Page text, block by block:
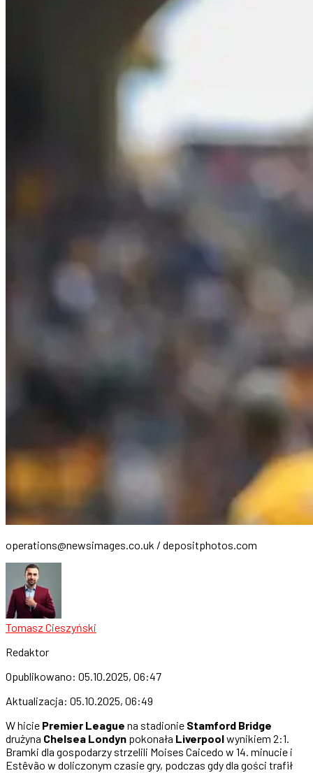
operations@newsimages.co.uk / depositphotos.com
Tomasz Cieszyński
Redaktor
Opublikowano: 05.10.2025, 06:47
Aktualizacja: 05.10.2025, 06:49
W hicie Premier League na stadionie Stamford Bridge
drużyna Chelsea Londyn pokonała Liverpoolwynikiem 2:1.
Bramki dla gospodarzy strzelili Moises Caicedo w 14. minucie i
Estêvão w doliczonym czasie gry, podczas gdy dla gości trafił